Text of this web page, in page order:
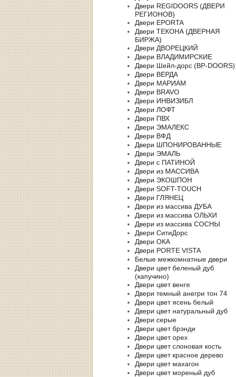
Двери REGIDOORS (ДВЕРИ
РЕГИОНОВ)
Двери EPORTA
Двери ТЕКОНА (ДВЕРНАЯ
БИРЖА)
Двери ДВОРЕЦКИЙ
Двери ВЛАДИМИРСКИЕ
Двери Шейл-дорс (BP-DOORS)
Двери ВЕРДА
Двери МАРИАМ
Двери BRAVO
Двери ИНВИЗИБЛ
Двери ЛОФТ
Двери ПВХ
Двери ЭМАЛЕКС
Двери ВФД
Двери ШПОНИРОВАННЫЕ
Двери ЭМАЛЬ
Двери с ПАТИНОЙ
Двери из МАССИВА
Двери ЭКОШПОН
Двери SOFT-TOUCH
Двери ГЛЯНЕЦ
Двери из массива ДУБА
Двери из массива ОЛЬХИ
Двери из массива СОСНЫ
Двери СитиДорс
Двери ОКА
Двери PORTE VISTA
Белые межкомнатные двери
Двери цвет беленый дуб
(капучино)
Двери цвет венге
Двери темный анегри тон 74
Двери цвет ясень белый
Двери цвет натуральный дуб
Двери серые
Двери цвет брэнди
Двери цвет орех
Двери цвет слоновая кость
Двери цвет красное дерево
Двери цвет махагон
Двери цвет мореный дуб